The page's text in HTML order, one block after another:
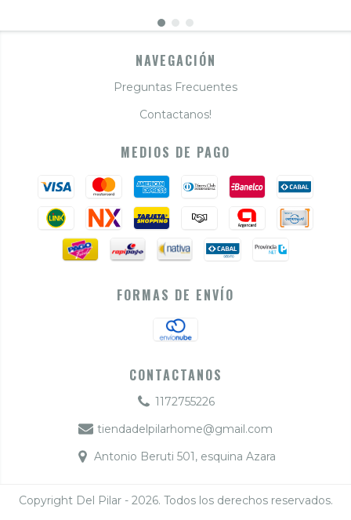
NAVEGACIÓN
Preguntas Frecuentes
Contactanos!
MEDIOS DE PAGO
FORMAS DE ENVÍO
CONTACTANOS
1172755226
tiendadelpilarhome@gmail.com
Antonio Beruti 501, esquina Azara
Copyright Del Pilar - 2026. Todos los derechos reservados.